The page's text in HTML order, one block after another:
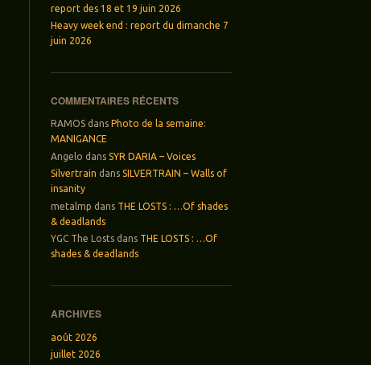
report des 18 et 19 juin 2026
Heavy week end : report du dimanche 7
juin 2026
COMMENTAIRES RÉCENTS
RAMOS dans Photo de la semaine:
MANIGANCE
Angelo dansSYR DARIA – Voices
Silvertrain dansSILVERTRAIN – Walls of
insanity
metalmp dans THE LOSTS : …Of shades
& deadlands
YGC The Losts dans THE LOSTS : …Of
shades & deadlands
ARCHIVES
août 2026
juillet 2026